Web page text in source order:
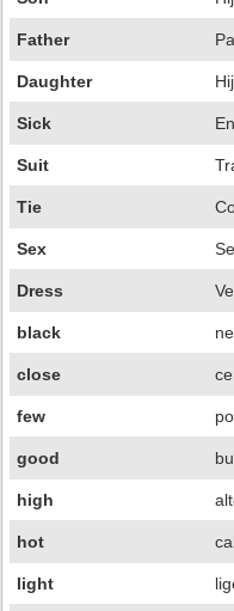
Father
Daughter
Sick
Suit
Tie
Sex
Dress
black
close
few
good
high
hot
light